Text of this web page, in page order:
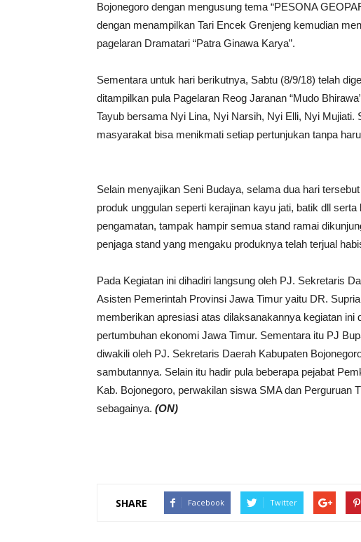
Bojonegoro dengan mengusung tema “PESONA
dengan menampilkan Tari Encek Grenjeng kemudian
pagelaran Dramatari “Patra Ginawa Karya”.
Sementara untuk hari berikutnya, Sabtu (8/9/18) telah
ditampilkan pula Pagelaran Reog Jaranan “Mudo
Tayub bersama Nyi Lina, Nyi Narsih, Nyi Elli, Nyi Mujiati.
masyarakat bisa menikmati setiap pertunjukan tanpa
Selain menyajikan Seni Budaya, selama dua hari
produk unggulan seperti kerajinan kayu jati, batik dll
pengamatan, tampak hampir semua stand ramai
penjaga stand yang mengaku produknya telah terjual
Pada Kegiatan ini dihadiri langsung oleh PJ. Sekretaris
Asisten Pemerintah Provinsi Jawa Timur yaitu DR.
memberikan apresiasi atas dilaksanakannya kegiatan ini
pertumbuhan ekonomi Jawa Timur. Sementara itu PJ
diwakili oleh PJ. Sekretaris Daerah Kabupaten
sambutannya. Selain itu hadir pula beberapa pejabat
Kab. Bojonegoro, perwakilan siswa SMA dan Perguruan
sebagainya. (ON)
SHARE Facebook Twitter